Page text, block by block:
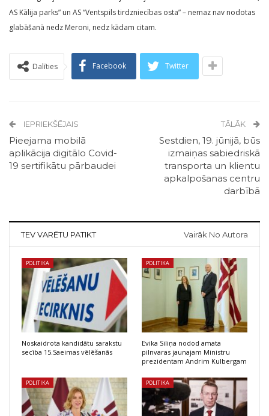
AS Kālija parks” un AS “Ventspils tirdzniecības osta” – nemaz nav nodotas
glabāšanā nedz Meroni, nedz kādam citam.
Dalīties Facebook Twitter
IEPRIEKŠĒJAIS
Pieejama mobilā
aplikācija digitālo Covid-
19 sertifikātu pārbaudei
TĀLĀK
Sestdien, 19. jūnijā, būs
izmaiņas sabiedriskā
transporta un klientu
apkalpošanas centru
darbībā
TEV VARĒTU PATIKT Vairāk No Autora
POLITIKA
Noskaidrota kandidātu sarakstu
secība 15.Saeimas vēlēšanās
POLITIKA
Evika Siliņa nodod amata
pilnvaras jaunajam Ministru
prezidentam Andrim Kulbergam
POLITIKA POLITIKA